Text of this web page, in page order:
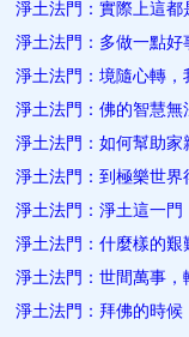
淨土法門：實際上這
淨土法門：多做一點
淨土法門：境隨心轉，
淨土法門：佛的智慧
淨土法門：如何幫助家
淨土法門：到極樂世
淨土法門：淨土這一
淨土法門：什麼樣的艱
淨土法門：世間萬事，
淨土法門：拜佛的時